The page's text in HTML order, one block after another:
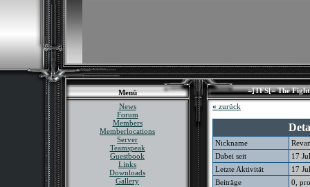
Menü
News
Forum
Members
Memberlocations
Server
Teamspeak
Guestbook
Links
Downloads
Gallery
=]TFS[= The
« zurück
Nickname
Dabei seit
17
Letzte Aktivität
17
Beiträge
0,